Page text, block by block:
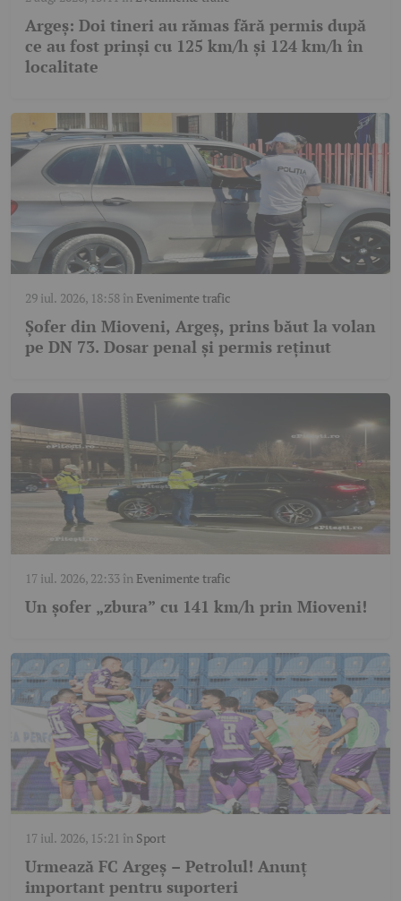
Argeș: Doi tineri au rămas fără permis după
ce au fost prinși cu 125 km/h și 124 km/h în
localitate
29 iul. 2026, 18:58în Evenimente trafic
Șofer din Mioveni, Argeș, prins băut la volan
pe DN 73. Dosar penal și permis reținut
17 iul. 2026, 22:33în Evenimente trafic
Un șofer „zbura” cu 141 km/h prin Mioveni!
17 iul. 2026, 15:21 în Sport
Urmează FC Argeș – Petrolul! Anunț
important pentru suporteri